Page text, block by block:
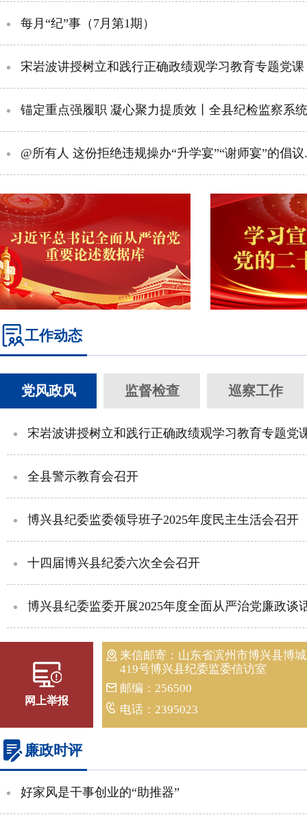
每月“纪”事（7月第1期）
宋岩波讲授树立和践行正确政绩观学习教育专题党课
锚定重点强履职 凝心聚力提质效丨全县纪检监察系
@所有人 这份拒绝违规操办“升学宴”“谢师宴”的倡
工作动态
党风政风 监督检查 巡察工作
宋岩波讲授树立和践行正确政绩观学习教育专题党
全县警示教育会召开
博兴县纪委监委领导班子2025年度民主生活会召开
十四届博兴县纪委六次全会召开
博兴县纪委监委开展2025年度全面从严治党廉政谈
网上举报
来信邮寄：山东省滨州市博兴县博
419号博兴县纪委监委信访室
邮编：256500
电话：2395023
廉政时评
好家风是干事创业的“助推器”